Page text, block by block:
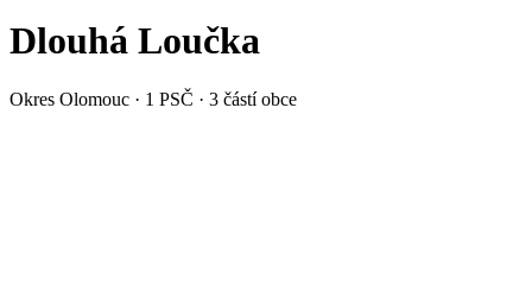
Dlouhá Loučka
Okres Olomouc · 1 PSČ · 3 částí obce